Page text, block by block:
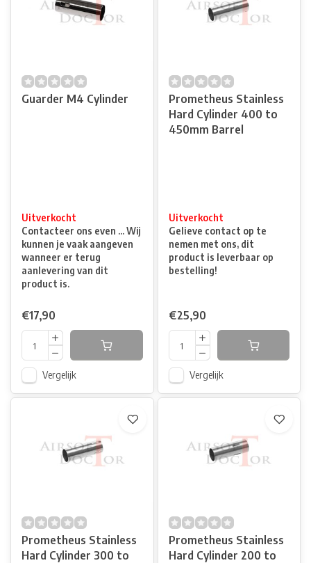
Guarder M4 Cylinder
Uitverkocht
Contacteer ons even ... Wij
kunnen je vaak aangeven
wanneer er terug
aanlevering van dit
product is.
€17,90
Vergelijk
Prometheus Stainless
Hard Cylinder 400 to
450mm Barrel
Uitverkocht
Gelieve contact op te
nemen met ons, dit
product is leverbaar op
bestelling!
€25,90
Vergelijk
Prometheus Stainless
Hard Cylinder 300 to
Prometheus Stainless
Hard Cylinder 200 to